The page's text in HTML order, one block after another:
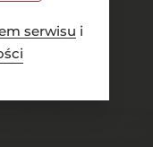
serwisu i